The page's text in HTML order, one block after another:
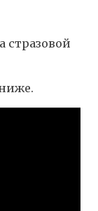
стразовой